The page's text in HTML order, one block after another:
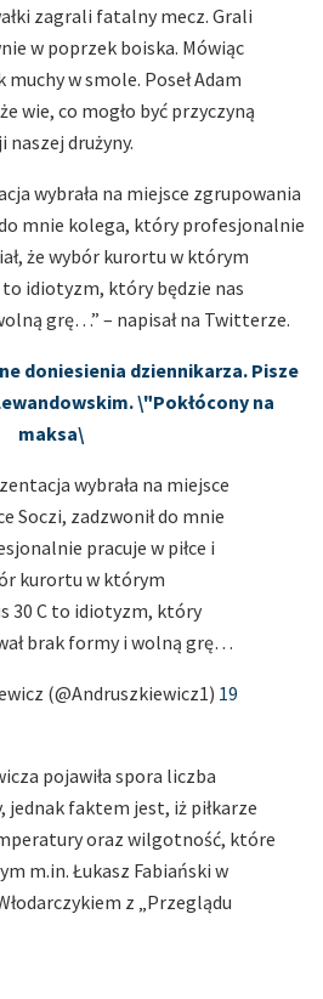
zagrali fatalny mecz. Grali
w poprzek boiska. Mówiąc
w smole. Poseł Adam
wie, co mogło być przyczyną
drużyny.
wybrała na miejsce zgrupowania
mnie kolega, który profesjonalnie
że wybór kurortu w którym
idiotyzm, który będzie nas
grę…” – napisał na Twitterze.
doniesienia dziennikarza. Pisze
\"Pokłócony na
maksa\
wybrała na miejsce
Soczi, zadzwonił do mnie
pracuje w piłce i
kurortu w którym
30 C to idiotyzm, który
brak formy i wolną grę…
(@Andruszkiewicz1) 19
pojawiła spora liczba
faktem jest, iż piłkarze
oraz wilgotność, które
m.in. Łukasz Fabiański w
z „Przeglądu